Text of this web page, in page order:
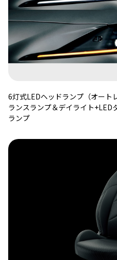
6灯式LEDヘッドランプ（オート
ランスランプ＆デイライト+LED
ランプ